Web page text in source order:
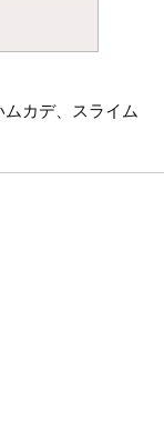
カデ、スライム